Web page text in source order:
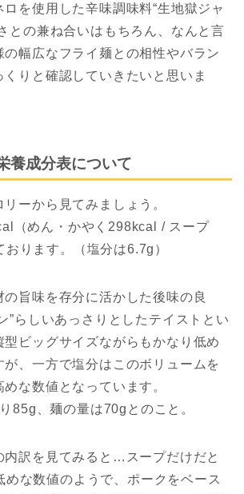
を使用した辛味調味料“生地獄ジャ
との兼ね合いはもちろん、なんと言
の幅広なフライ麺との相性やバラン
りと確認していきたいと思いま
養成分表について
ーから見てみましょう。
（めん・かやく298kcal / スープ
ります。（塩分は6.7g）
の旨味を存分に活かした後味の良
”らしいあっさりとしたテイストとい
型ビッグサイズながらもかなり低め
が、一方で塩分はこのボリュームを
な数値となっています。
85g、麺の量は70gとのこと。
内訳を見てみると…スープだけだと
な数値のようで、ポークをベース